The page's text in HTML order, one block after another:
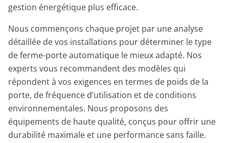
gestion énergétique plus efficace.
Nous commençons chaque projet par une analyse
détaillée de vos installations pour déterminer le type
de ferme-porte automatique le mieux adapté. Nos
experts vous recommandent des modèles qui
répondent à vos exigences en termes de poids de la
porte, de fréquence d’utilisation et de conditions
environnementales. Nous proposons des
équipements de haute qualité, conçus pour offrir une
durabilité maximale et une performance sans faille.